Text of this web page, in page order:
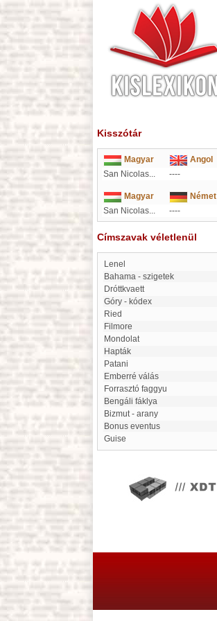
Kisszótár
Magyar
Angol
San Nicolas...
----
Magyar
Német
San Nicolas...
----
Címszavak véletlenül
Lenel
Bahama - szigetek
Dróttkvaett
Góry - kódex
Ried
Filmore
Mondolat
hapták
Patani
emberré válás
Forrasztó faggyu
Bengáli fáklya
Bizmut - arany
Bonus eventus
Guise